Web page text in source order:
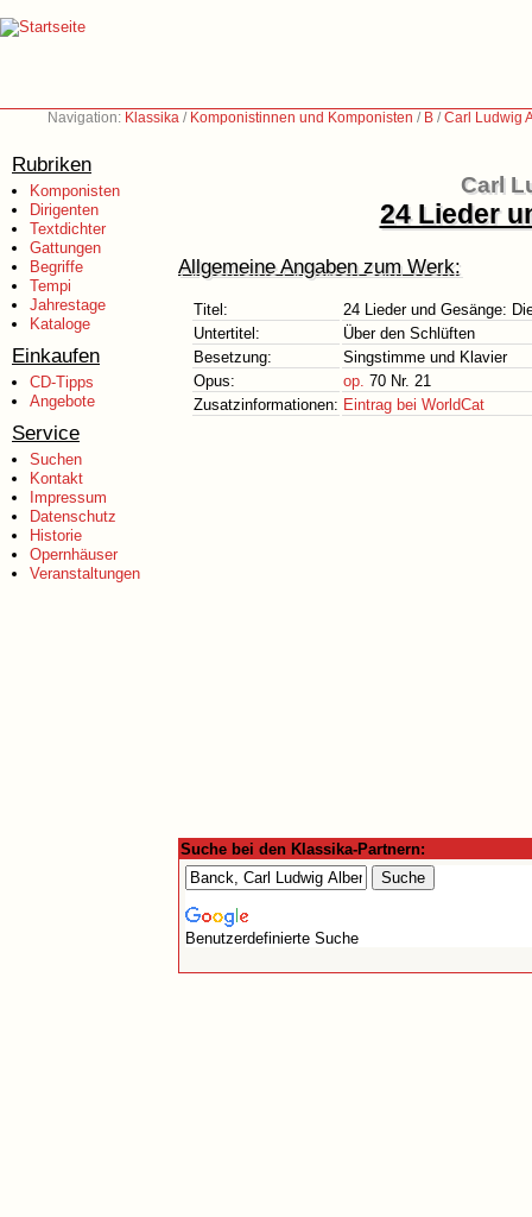
Navigation: Klassika / Komponistinnen und Komponisten / B /Carl Ludwig
Rubriken
Komponisten
Dirigenten
Textdichter
Gattungen
Begriffe
Tempi
Jahrestage
Kataloge
Einkaufen
CD-Tipps
Angebote
Service
Suchen
Kontakt
Impressum
Datenschutz
Historie
Opernhäuser
Veranstaltungen
Carl
24 Lieder
Allgemeine Angaben zum Werk:
Titel:
24 Lieder und Gesänge:
Untertitel:
Über den Schlüften
Besetzung:
Singstimme und Klavier
Opus:
op. 70 Nr. 21
Zusatzinformationen: Eintrag bei WorldCat
Suche bei den Klassika-Partnern:
Benutzerdefinierte Suche